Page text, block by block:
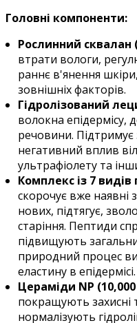
Головні компоненти:
Рослинний сквалан
втрати вологи,
раннє в'янення
зовнішніх факторів.
Гідролізований
волокна епідермісу,
речовини. Підтримує
негативний вплив
ультрафіолету та
Комплекс із 7 видів
скорочує вже
нових, підтягує,
старіння. Пептиди
підвищують
природний процес
еластину в епідермісі.
Цераміди NP
покращують захисні
нормалізують